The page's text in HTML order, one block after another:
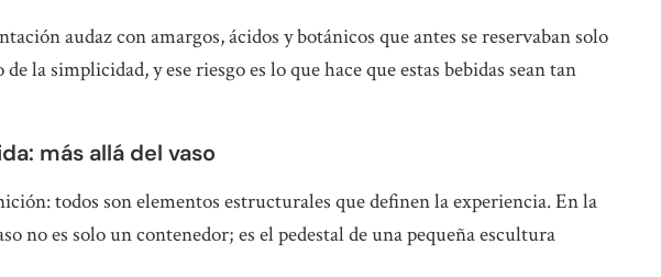
audaz con amargos, ácidos y botánicos que antes se reservaban solo
de la simplicidad, y ese riesgo es lo que hace que estas bebidas sean tan
más allá del vaso
todos son elementos estructurales que definen la experiencia. En la
no es solo un contenedor; es el pedestal de una pequeña escultura